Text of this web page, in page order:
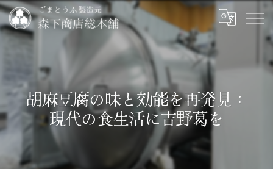
胡麻豆腐の味と効能を再発見：
現代の食生活に吉野葛を